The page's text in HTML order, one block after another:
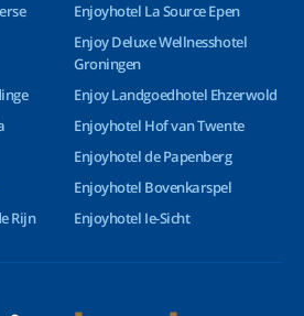
Rijn
Enjoyhotel La Source Epen
Enjoy Deluxe Wellnesshotel
Groningen
Enjoy Landgoedhotel Ehzerwold
Enjoyhotel Hof van Twente
Enjoyhotel de Papenberg
Enjoyhotel Bovenkarspel
Enjoyhotel Ie-Sicht